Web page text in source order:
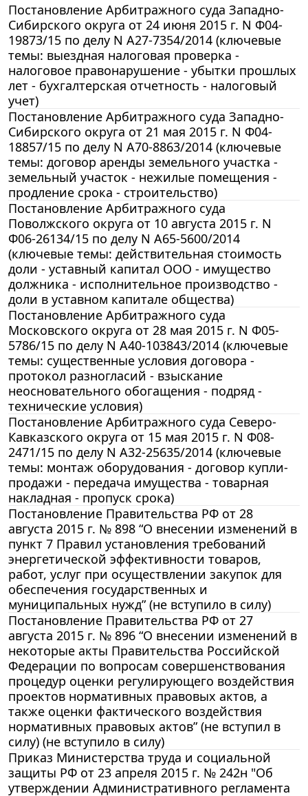
Постановление Арбитражного суда Западно-
Сибирского округа от 24 июня 2015 г. N Ф04-
19873/15 по делу N А27-7354/2014 (ключевые
темы: выездная налоговая проверка -
налоговое правонарушение - убытки прошлых
лет - бухгалтерская отчетность - налоговый
учет)
Постановление Арбитражного суда Западно-
Сибирского округа от 21 мая 2015 г. N Ф04-
18857/15 по делу N А70-8863/2014 (ключевые
темы: договор аренды земельного участка -
земельный участок - нежилые помещения -
продление срока - строительство)
Постановление Арбитражного суда
Поволжского округа от 10 августа 2015 г. N
Ф06-26134/15 по делу N А65-5600/2014
(ключевые темы: действительная стоимость
доли - уставный капитал ООО - имущество
должника - исполнительное производство -
доли в уставном капитале общества)
Постановление Арбитражного суда
Московского округа от 28 мая 2015 г. N Ф05-
5786/15 по делу N А40-103843/2014 (ключевые
темы: существенные условия договора -
протокол разногласий - взыскание
неосновательного обогащения - подряд -
технические условия)
Постановление Арбитражного суда Северо-
Кавказского округа от 15 мая 2015 г. N Ф08-
2471/15 по делу N А32-25635/2014 (ключевые
темы: монтаж оборудования - договор купли-
продажи - передача имущества - товарная
накладная - пропуск срока)
Постановление Правительства РФ от 28
августа 2015 г. № 898 “О внесении изменений в
пункт 7 Правил установления требований
энергетической эффективности товаров,
работ, услуг при осуществлении закупок для
обеспечения государственных и
муниципальных нужд” (не вступило в силу)
Постановление Правительства РФ от 27
августа 2015 г. № 896 “О внесении изменений в
некоторые акты Правительства Российской
Федерации по вопросам совершенствования
процедур оценки регулирующего воздействия
проектов нормативных правовых актов, а
также оценки фактического воздействия
нормативных правовых актов” (не вступил в
силу) (не вступило в силу)
Приказ Министерства труда и социальной
защиты РФ от 23 апреля 2015 г. № 242н "Об
утверждении Административного регламента